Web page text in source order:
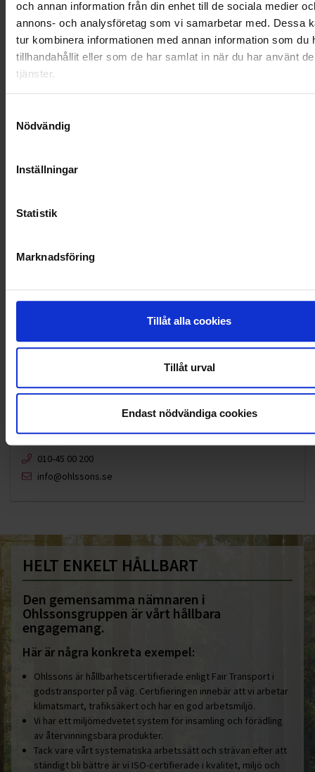
och annan information från din enhet till de sociala medier
annons- och analysföretag som vi samarbetar med. Dessa
tur kombinera informationen med annan information som du
tillhandahållit eller som de har samlat in när du har använt
tjänster.
Nödvändig
Inställningar
Statistik
Marknadsföring
Tillåt alla cookies
Tillåt urval
Endast nödvändiga cookies
OHLSSONS REGION SYD
OHLSSONS REGION VÄST
OHLSSONSKOLLEGOR
SOCIALT ANSVAR
KUNDTJÄNST
010-45 00 200​
info@ohlssons.se
HELT ENKELT HÅLLBART
Den gemensamma nämnaren i
Ohlssonsgruppen är vårt hållbara
engagemang.
Här är några konkreta exempel:
Ohlssons är hållbarhetscertifierade enligt Fair Transport i
godstransporter på väg. Certifieringen innebär att vi arbetar
klimatsmart, trafiksäkert och har en god arbetsmiljö.
Vi har ett miljömedvetet system för insamling och förädling
av återvinningsbara produkter.
Tack vare vårt systematiska arbetssätt och strävan efter att
ständigt bli bättre är vi ISO-certifierade i kvalitet, miljö och